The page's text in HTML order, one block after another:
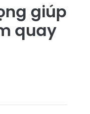
giúp
quay